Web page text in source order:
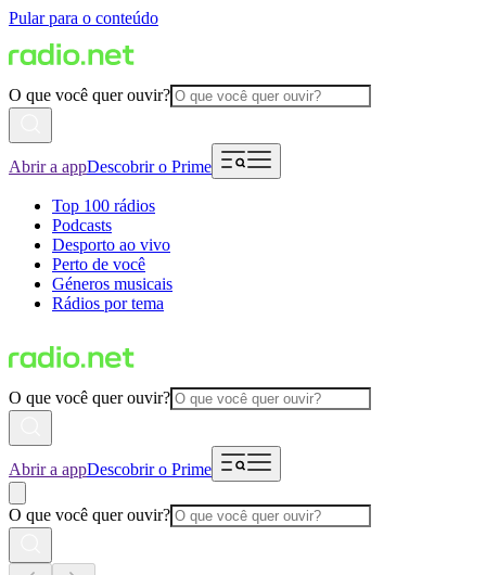
Pular para o conteúdo
O que você quer ouvir?
Abrir a appDescobrir o Prime
Top 100 rádios
Podcasts
Desporto ao vivo
Perto de você
Géneros musicais
Rádios por tema
O que você quer ouvir?
Abrir a appDescobrir o Prime
O que você quer ouvir?